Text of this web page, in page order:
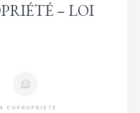
– LOI
COPROPRIÉTÉ